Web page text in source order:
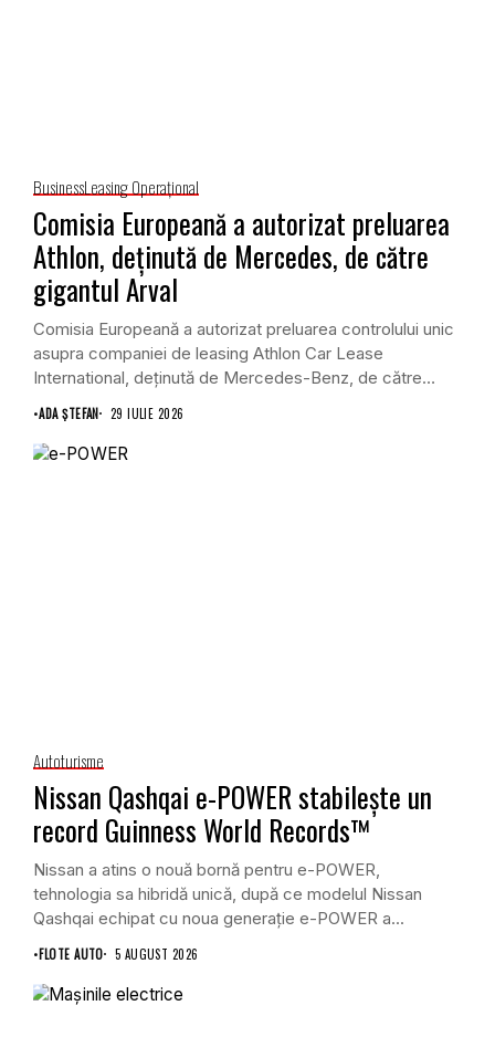
BusinessLeasing Operaţional
Comisia Europeană a autorizat preluarea
Athlon, deținută de Mercedes, de către
gigantul Arval
Comisia Europeană a autorizat preluarea controlului unic
asupra companiei de leasing Athlon Car Lease
International, deținută de Mercedes-Benz, de către
Arval, lider mondial...
•ADA ȘTEFAN 29 IULIE 2026
Autoturisme
Nissan Qashqai e-POWER stabilește un
record Guinness World Records™
Nissan a atins o nouă bornă pentru e-POWER,
tehnologia sa hibridă unică, după ce modelul Nissan
Qashqai echipat cu noua generație e-POWER a...
•FLOTE AUTO 5 AUGUST 2026